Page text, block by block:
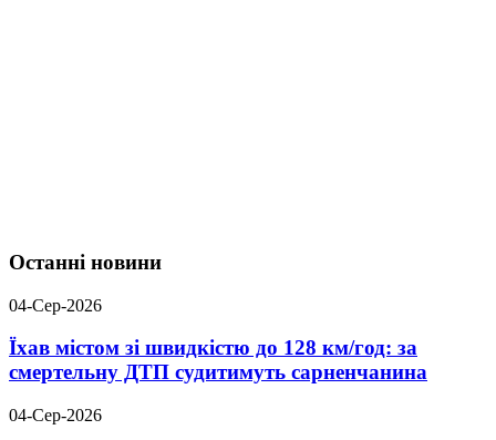
Останні новини
04-Сер-2026
Їхав містом зі швидкістю до 128 км/год: за
смертельну ДТП судитимуть сарненчанина
04-Сер-2026